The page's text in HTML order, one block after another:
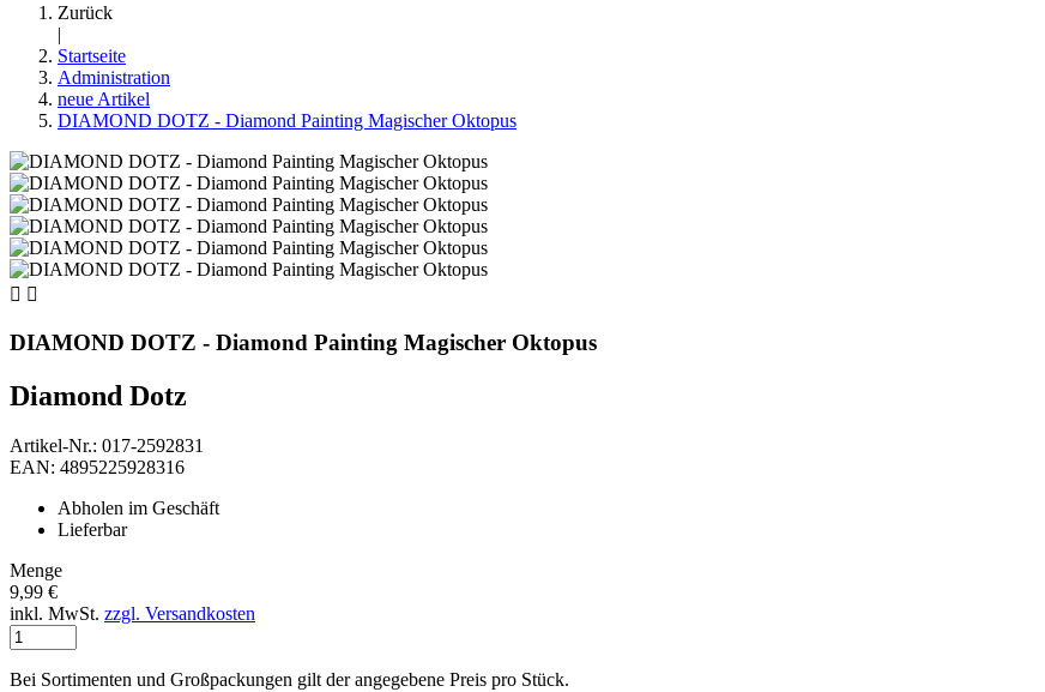
Zurück
|
Startseite
Administration
neue Artikel
DIAMOND DOTZ - Diamond Painting Magischer Oktopus
 
DIAMOND DOTZ - Diamond Painting Magischer Oktopus
Diamond Dotz
Artikel-Nr.: 017-2592831
EAN: 4895225928316
Abholen im Geschäft
Lieferbar
Menge
9,99 €
inkl. MwSt. zzgl. Versandkosten
Bei Sortimenten und Großpackungen gilt der angegebene Preis pro Stück.